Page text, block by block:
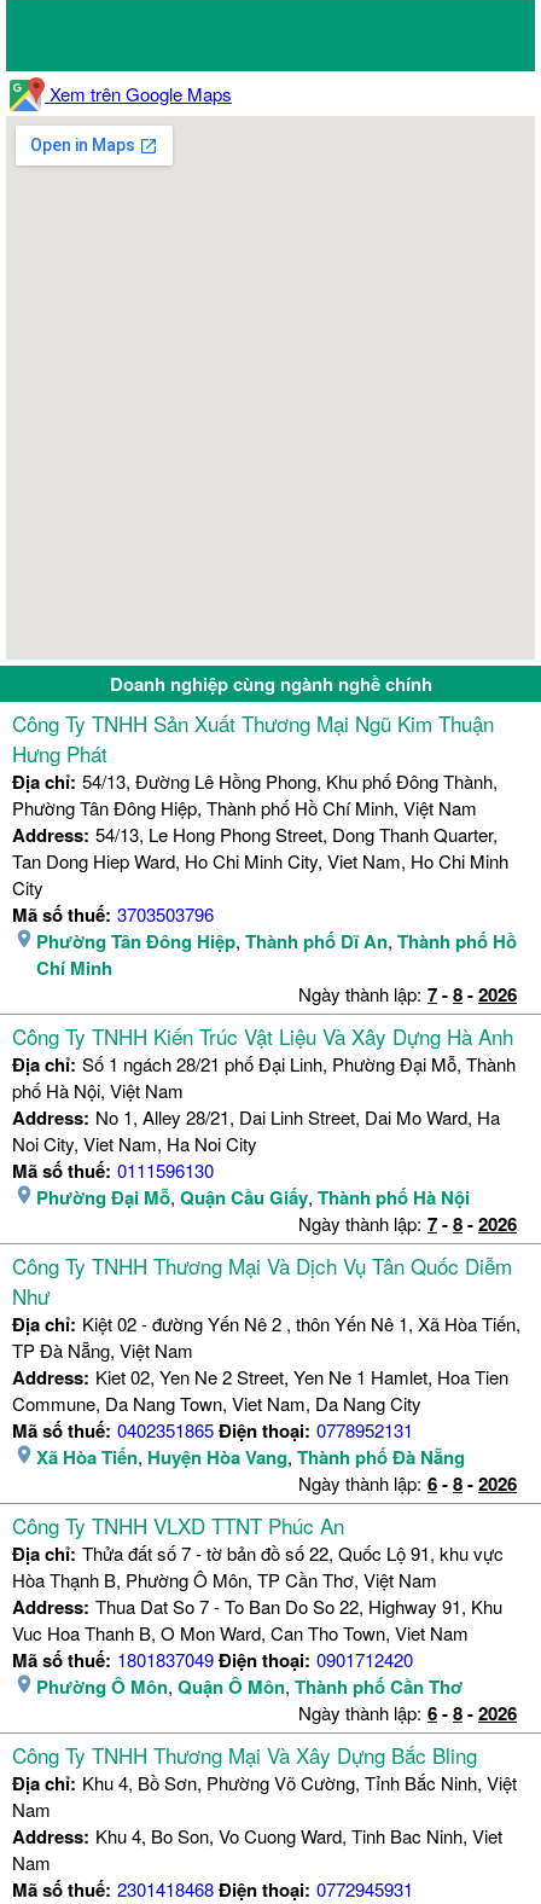
Xem trên Google Maps
Doanh nghiệp cùng ngành nghề chính
Công Ty TNHH Sản Xuất Thương Mại Ngũ Kim Thuận
Hưng Phát
Địa chỉ: 54/13, Đường Lê Hồng Phong, Khu phố Đông Thành,
Phường Tân Đông Hiệp, Thành phố Hồ Chí Minh, Việt Nam
Address: 54/13, Le Hong Phong Street, Dong Thanh Quarter,
Tan Dong Hiep Ward, Ho Chi Minh City, Viet Nam, Ho Chi Minh
City
Mã số thuế: 3703503796
Phường Tân Đông Hiệp, Thành phố Dĩ An, Thành phố Hồ
Chí Minh
Ngày thành lập: 7-8-2026
Công Ty TNHH Kiến Trúc Vật Liệu Và Xây Dựng Hà Anh
Địa chỉ: Số 1 ngách 28/21 phố Đại Linh, Phường Đại Mỗ, Thành
phố Hà Nội, Việt Nam
Address: No 1, Alley 28/21, Dai Linh Street, Dai Mo Ward, Ha
Noi City, Viet Nam, Ha Noi City
Mã số thuế: 0111596130
Phường Đại Mỗ, Quận Cầu Giấy, Thành phố Hà Nội
Ngày thành lập: 7-8-2026
Công Ty TNHH Thương Mại Và Dịch Vụ Tân Quốc Diễm
Như
Địa chỉ: Kiệt 02 - đường Yến Nê 2 , thôn Yến Nê 1, Xã Hòa Tiến,
TP Đà Nẵng, Việt Nam
Address: Kiet 02, Yen Ne 2 Street, Yen Ne 1 Hamlet, Hoa Tien
Commune, Da Nang Town, Viet Nam, Da Nang City
Mã số thuế: 0402351865Điện thoại: 0778952131
Xã Hòa Tiến, Huyện Hòa Vang, Thành phố Đà Nẵng
Ngày thành lập: 6-8-2026
Công Ty TNHH VLXD TTNT Phúc An
Địa chỉ: Thửa đất số 7 - tờ bản đồ số 22, Quốc Lộ 91, khu vực
Hòa Thạnh B, Phường Ô Môn, TP Cần Thơ, Việt Nam
Address: Thua Dat So 7 - To Ban Do So 22, Highway 91, Khu
Vuc Hoa Thanh B, O Mon Ward, Can Tho Town, Viet Nam
Mã số thuế: 1801837049Điện thoại: 0901712420
Phường Ô Môn, Quận Ô Môn, Thành phố Cần Thơ
Ngày thành lập: 6-8-2026
Công Ty TNHH Thương Mại Và Xây Dựng Bắc Bling
Địa chỉ: Khu 4, Bồ Sơn, Phường Võ Cường, Tỉnh Bắc Ninh, Việt
Nam
Address: Khu 4, Bo Son, Vo Cuong Ward, Tinh Bac Ninh, Viet
Nam
Mã số thuế: 2301418468Điện thoại: 0772945931